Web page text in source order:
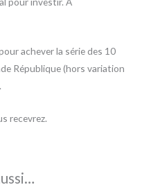
achever la série des 10
République (hors variation
recevrez.